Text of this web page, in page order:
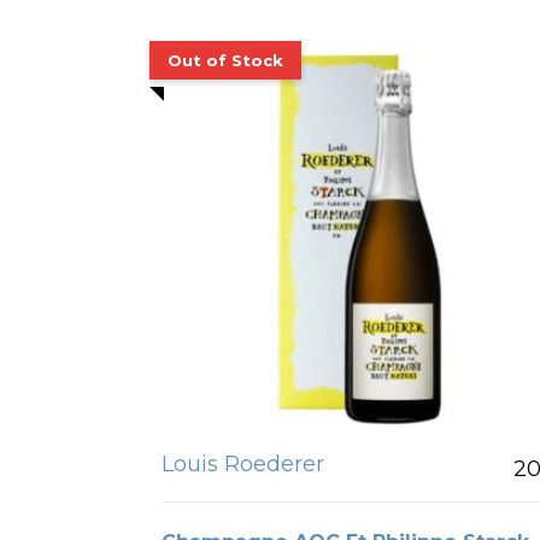
Louis Roederer